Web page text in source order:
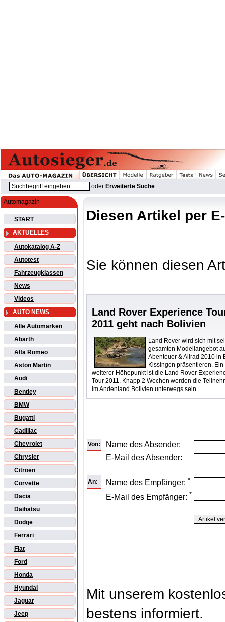
oder Erweiterte Suche
Automagazin
START
AKTUELLES
Autokatalog A-Z
Autotest
Fahrzeugklassen
News
Videos
AUTO NEWS
Alle Automarken
Abarth
Alfa Romeo
Aston Martin
Audi
Bentley
BMW
Bugatti
Cadillac
Chevrolet
Chrysler
Citroën
Corvette
Dacia
Daihatsu
Dodge
Ferrari
Fiat
Ford
Honda
Hyundai
Jaguar
Jeep
Diesen Artikel per
Sie können diesen
Land Rover Experience
2011 geht nach Bolivien
Land Rover wird sich mit
gesamten Modellangebot
Abenteuer & Allrad 2010 in
Kissingen präsentieren. Ein
weiterer Höhepunkt ist die Land Rover
Tour 2011. Knapp 2 Wochen werden die
im Andenland Bolivien unterwegs sein.
Von:
Name des Absender:
E-Mail des Absender:
An: Name des Empfänger: *
E-Mail des Empfänger: *
Mit unserem
bestens informiert.